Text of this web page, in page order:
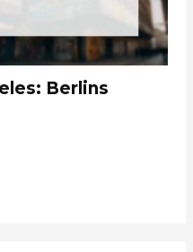
Berlins